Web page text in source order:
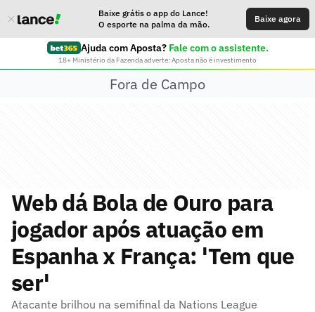
Baixe grátis o app do Lance!
O esporte na palma da mão.
Baixe agora
Ajuda com Aposta? Fale com o assistente.
18+ Ministério da Fazenda adverte: Aposta não é investimento
Fora de Campo
Web dá Bola de Ouro para
jogador após atuação em
Espanha x França: 'Tem que
ser'
Atacante brilhou na semifinal da Nations League